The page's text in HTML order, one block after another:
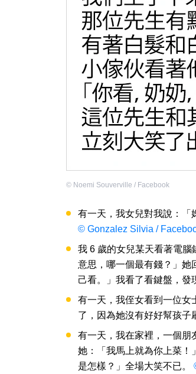
© Noemi Souverville / Facebook
有一天，我女兒對我說：「
© Gonzalez Silvia /
我 6 歲的女兒某天看著電
意思，哪一個最有錢？」她
己看。」我看了看鍵盤，發
有一天，我侄女看到一位女
了，因為她沒有好好幫孩子
有一天，我在家裡，一個朋
她：「我馬上就為你上菜！
是怎樣？」全場大笑不已。